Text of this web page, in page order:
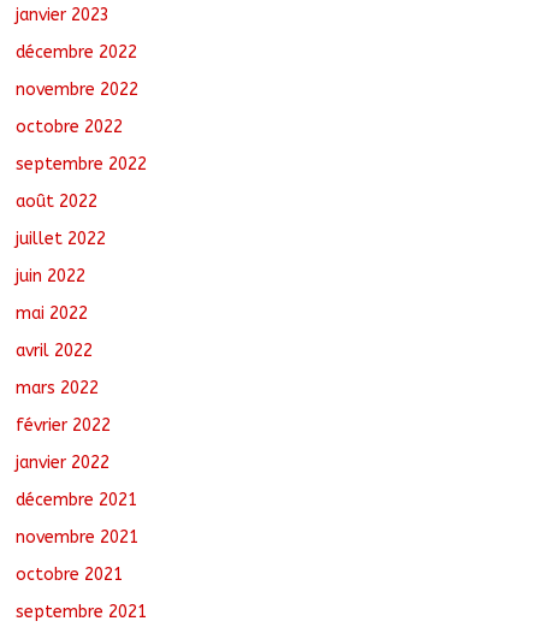
janvier 2023
décembre 2022
novembre 2022
octobre 2022
septembre 2022
août 2022
juillet 2022
juin 2022
mai 2022
avril 2022
mars 2022
février 2022
janvier 2022
décembre 2021
novembre 2021
octobre 2021
septembre 2021